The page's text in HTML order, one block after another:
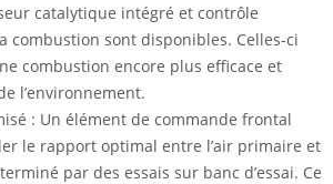
catalytique intégré et contrôle
combustion sont disponibles. Celles-ci
combustion encore plus efficace et
l’environnement.
: Un élément de commande frontal
le rapport optimal entre l’air primaire et
par des essais sur banc d’essai. Ce